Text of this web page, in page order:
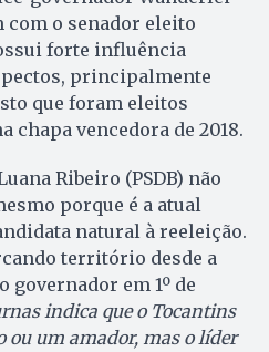
com o senador eleito
forte influência
principalmente
que foram eleitos
chapa vencedora de 2018.
Ribeiro (PSDB) não
porque é a atual
natural à reeleição.
território desde a
governador em 1º de
indica que o Tocantins
ou um amador, mas o líder